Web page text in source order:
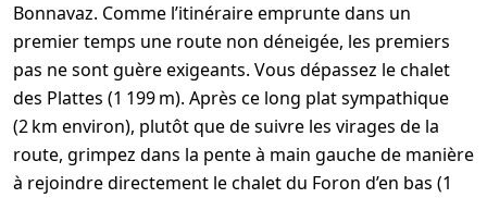
Bonnavaz. Comme l’itinéraire emprunte dans un
premier temps une route non déneigée, les premiers
pas ne sont guère exigeants. Vous dépassez le chalet
des Plattes (1 199 m). Après ce long plat sympathique
(2 km environ), plutôt que de suivre les virages de la
route, grimpez dans la pente à main gauche de manière
à rejoindre directement le chalet du Foron d’en bas (1